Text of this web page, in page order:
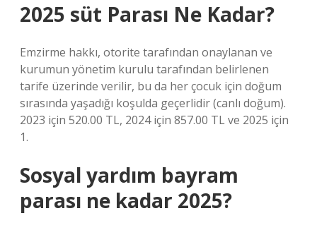
2025 süt Parası Ne Kadar?
Emzirme hakkı, otorite tarafından onaylanan ve
kurumun yönetim kurulu tarafından belirlenen
tarife üzerinde verilir, bu da her çocuk için doğum
sırasında yaşadığı koşulda geçerlidir (canlı doğum).
2023 için 520.00 TL, 2024 için 857.00 TL ve 2025 için
1.
Sosyal yardım bayram
parası ne kadar 2025?